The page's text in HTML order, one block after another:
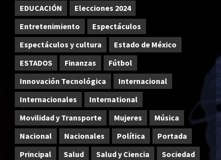
EDUCACIÓN
Elecciones 2024
Entretenimiento
Espectáculos
Espectáculos y cultura
Estado de México
ESTADOS
Finanzas
Fútbol
Innovación Tecnológica
Internacional
Internacionales
International
Movilidad y Transporte
Mujeres
Música
Nacional
Nacionales Política
Portada
Principal
Salud Salud y Ciencia
Sociedad